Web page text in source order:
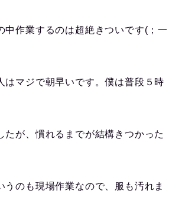
中作業するのは超絶きついです(；一
はマジで朝早いです。僕は普段５時
たが、慣れるまでが結構きつかった
うのも現場作業なので、服も汚れま